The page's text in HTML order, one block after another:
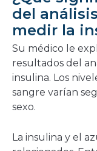
del
medir la
Su médico le
resultados del
insulina. Los
sangre varían
sexo.
La insulina y el